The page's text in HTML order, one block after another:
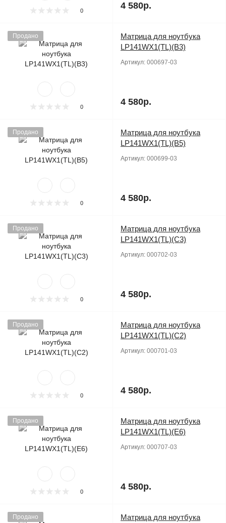
0 4 580р.
Продано
0
Матрица для ноутбука
LP141WX1(TL)(B3)
Артикул: 000697-03
4 580р.
Продано
0
Матрица для ноутбука
LP141WX1(TL)(B5)
Артикул: 000699-03
4 580р.
Продано
0
Матрица для ноутбука
LP141WX1(TL)(C3)
Артикул: 000702-03
4 580р.
Продано
0
Матрица для ноутбука
LP141WX1(TL)(C2)
Артикул: 000701-03
4 580р.
Продано
0
Матрица для ноутбука
LP141WX1(TL)(E6)
Артикул: 000707-03
4 580р.
Продано
Матрица для ноутбука